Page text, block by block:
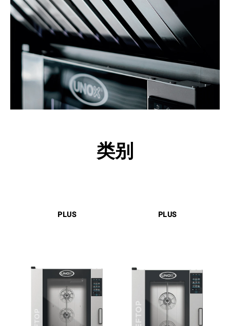
类别
PLUS PLUS